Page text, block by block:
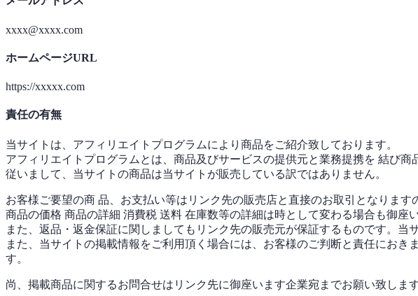
xxxx@xxxx.com
ホームページURL
https://xxxxx.com
責任の有無
当サイトは、アフィリエイトプログラムにより商品をご紹介致しております。
アフィリエイトプログラムとは、商品及びサービスの提供元と業務提携を 結び商
従いまして、当サイトの商品は当サイトが販売している訳ではありません。
お客様ご要望の商 品、お支払い等はリンク先の販売店と直接のお取引となりま
商品の価格 商品の詳細 消費税 送料 在庫数等の詳細は時として変わる場合も御座い
また、返品・返金保証に関しましてもリンク先の販売元が保証するものです。
また、当サイトの掲載情報をご利用頂く場合には、お客様のご判断と責任にお
す。
尚、掲載商品に関するお問合せはリンク先に御座います企業宛までお願い致しま